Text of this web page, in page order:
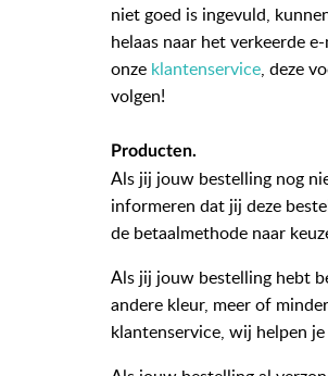
niet goed is ingevuld,
helaas naar het verkeerde
onze klantenservice, deze
volgen!
Producten.
Als jij jouw bestelling nog
informeren dat jij deze
de betaalmethode naar
Als jij jouw bestelling hebt
andere kleur, meer of
klantenservice, wij helpen